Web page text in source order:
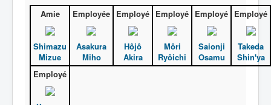
Amie
Shimazu
Mizue
Employée
Asakura
Miho
Employé
Hôjô
Akira
Employé
Môri
Ryôichi
Employé
Saionji
Osamu
Employé
Takeda
Shin'ya
Employé